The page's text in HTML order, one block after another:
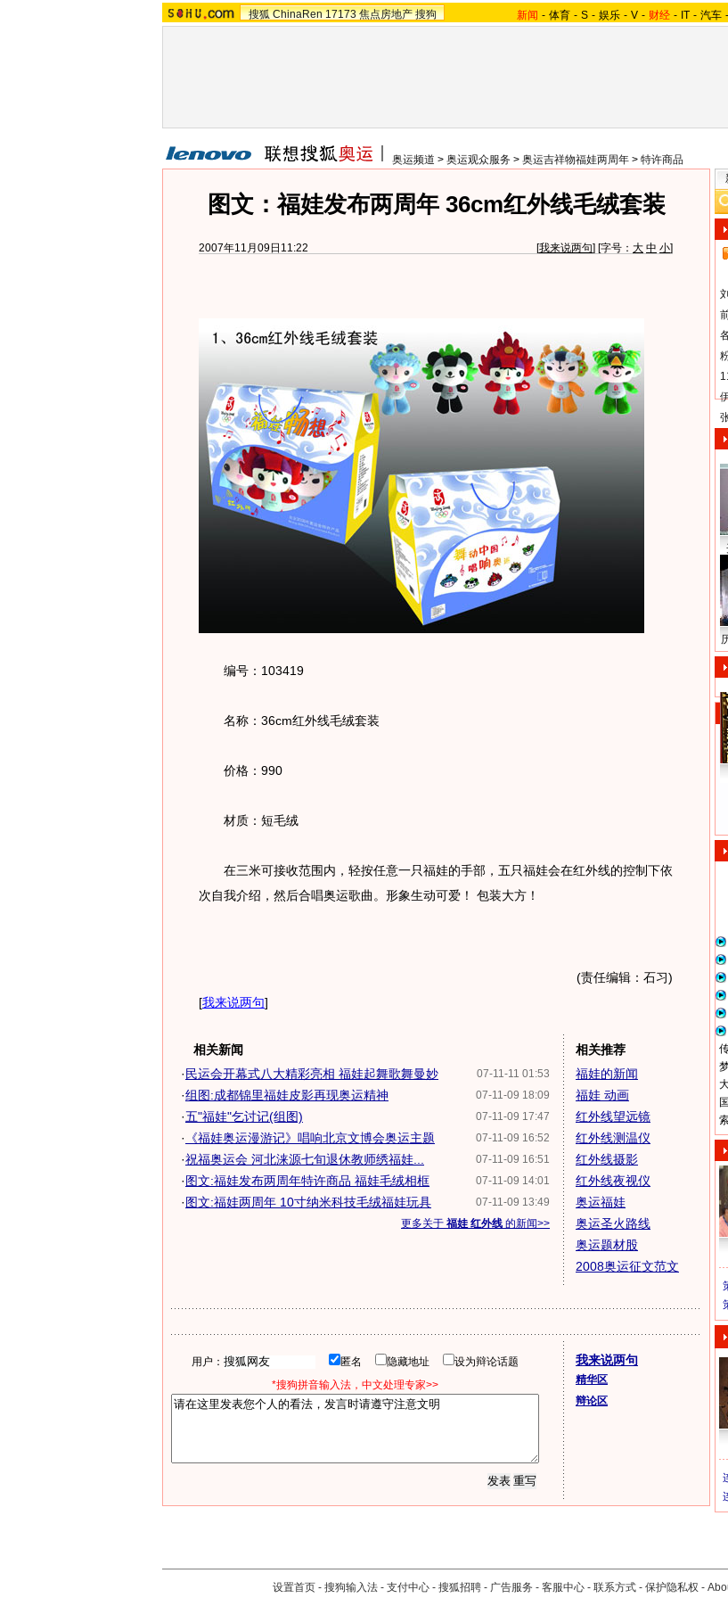
搜狐 ChinaRen 17173 焦点房地产 搜狗 新闻 - 体育 - S - 娱乐 - V - 财经 - IT - 汽车 -
奥运频道 > 奥运观众服务 > 奥运吉祥物福娃两周年 > 特许商品
图文：福娃发布两周年 36cm红外线毛绒套装
2007年11月09日11:22 [我来说两句] [字号： 大 中 小]
编号：103419
名称：36cm红外线毛绒套装
价格：990
材质：短毛绒
在三米可接收范围内，轻按任意一只福娃的手部，五只福娃会在红外线的控制下依
次自我介绍，然后合唱奥运歌曲。形象生动可爱！ 包装大方！
(责任编辑：石习)
[我来说两句]
相关新闻
07-11-11 01:53
· 民运会开幕式八大精彩亮相 福娃起舞歌舞曼妙
07-11-09 18:09
·组图:成都锦里福娃皮影再现奥运精神
07-11-09 17:47
·五"福娃"乞讨记(组图)
07-11-09 16:52
· 《福娃奥运漫游记》唱响北京文博会奥运主题
07-11-09 16:51
·祝福奥运会 河北涞源七旬退休教师绣福娃...
07-11-09 14:01
·图文:福娃发布两周年特许商品 福娃毛绒相框
07-11-09 13:49
·图文:福娃两周年 10寸纳米科技毛绒福娃玩具
更多关于 福娃 红外线 的新闻>>
相关推荐
福娃的新闻
福娃 动画
红外线望远镜
红外线测温仪
红外线摄影
红外线夜视仪
奥运福娃
奥运圣火路线
奥运题材股
2008奥运征文范文
用户： 匿名 隐藏地址
设为辩论话题
*搜狗拼音输入法，中文处理专家>>
我来说两句
精华区
辩论区
设置首页 - 搜狗输入法 - 支付中心 - 搜狐招聘 - 广告服务 - 客服中心 - 联系方式 - 保护隐私权 -